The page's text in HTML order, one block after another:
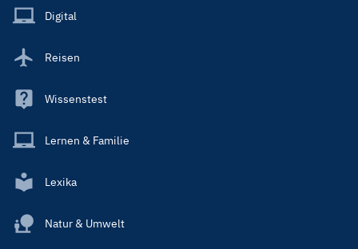
Main
Digital
Reisen
Wissenstest
Lernen & Familie
Lexika
Natur & Umwelt